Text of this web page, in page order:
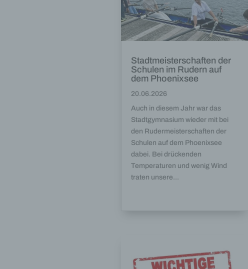
Stadtmeisterschaften der
Schulen im Rudern auf
dem Phoenixsee
20.06.2026
Auch in diesem Jahr war das
Stadtgymnasium wieder mit bei
den Rudermeisterschaften der
Schulen auf dem Phoenixsee
dabei. Bei drückenden
Temperaturen und wenig Wind
traten unsere...